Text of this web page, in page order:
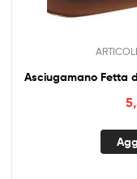
Asciugamano Fetta